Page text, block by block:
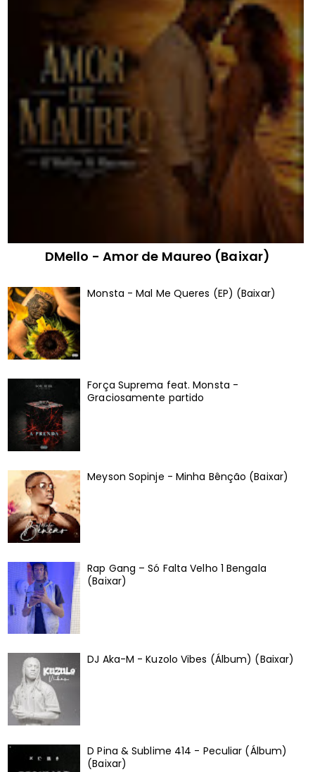
DMello - Amor de Maureo (Baixar)
Monsta - Mal Me Queres (EP) (Baixar)
Força Suprema feat. Monsta -
Graciosamente partido
Meyson Sopinje - Minha Bênção (Baixar)
Rap Gang – Só Falta Velho 1 Bengala
(Baixar)
DJ Aka-M - Kuzolo Vibes (Álbum) (Baixar)
D Pina & Sublime 414 - Peculiar (Álbum)
(Baixar)